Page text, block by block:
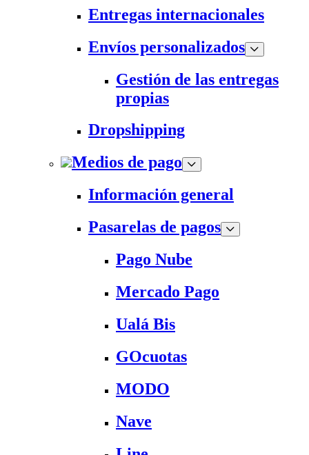
Entregas internacionales
Envíos personalizados
Gestión de las entregas
propias
Dropshipping
Medios de pago
Información general
Pasarelas de pagos
Pago Nube
Mercado Pago
Ualá Bis
GOcuotas
MODO
Nave